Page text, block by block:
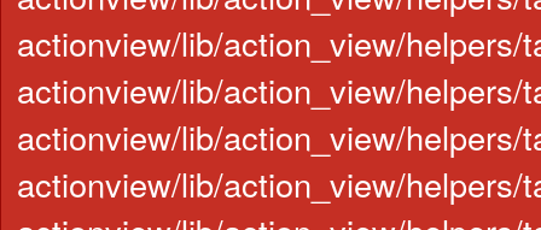
actionview/lib/action_view/
actionview/lib/action_view/helpers/
actionview/lib/action_view/helpers/
actionview/lib/action_view/helpers/